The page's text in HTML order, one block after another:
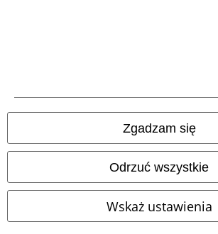
Zgadzam się
Odrzuć wszystkie
Wskaż ustawienia
wysyłki.
Sklepy internetowe EMP